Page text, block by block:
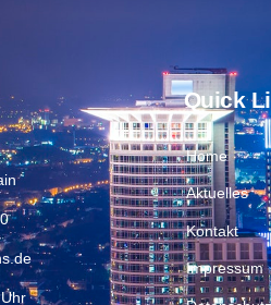
Quick
Home
Aktuelles
Kontakt
Impressum